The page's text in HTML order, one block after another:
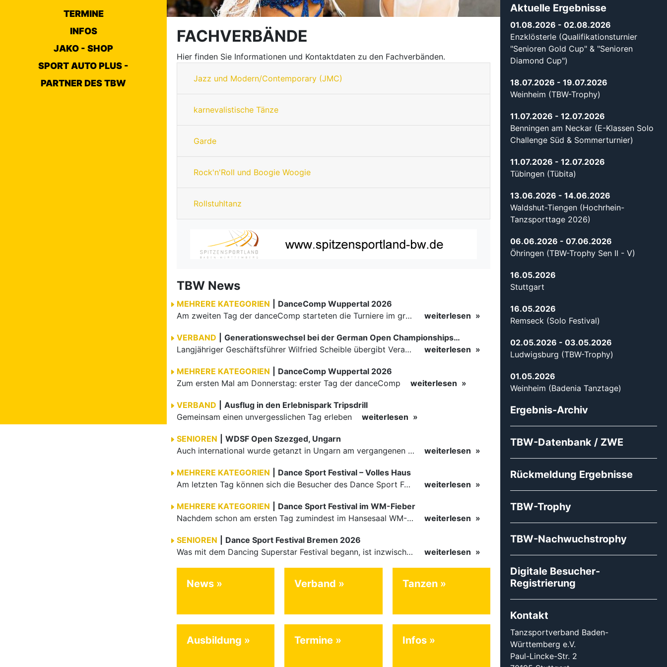
TERMINE
INFOS
JAKO - SHOP
SPORT AUTO PLUS -
PARTNER DES TBW
FACHVERBÄNDE
Hier finden Sie Informationen und Kontaktdaten zu den Fachverbänden.
Jazz und Modern/Contemporary (JMC)
karnevalistische Tänze
Garde
Rock'n'Roll und Boogie Woogie
Rollstuhltanz
TBW News
MEHRERE KATEGORIEN
DanceComp Wuppertal 2026
Am zweiten Tag der danceComp starteten die Turniere im großen Saal. Den Auftakt machte das größte Feld des Wochenendes: Im WDSF Open Senior III Standard gingen 141 Paare aufs Parkett.
weiterlesen
VERBAND
Generationswechsel bei der German Open Championships…
Langjähriger Geschäftsführer Wilfried Scheible übergibt Verantwortung an Stephen Harnisch und Bernd Roßnagel Stuttgart, den 30. Juni 2026.
weiterlesen
MEHRERE KATEGORIEN
DanceComp Wuppertal 2026
Zum ersten Mal am Donnerstag: erster Tag der danceComp
weiterlesen
VERBAND
Ausflug in den Erlebnispark Tripsdrill
Gemeinsam einen unvergesslichen Tag erleben
weiterlesen
SENIOREN
WDSF Open Szezged, Ungarn
Auch international wurde getanzt in Ungarn am vergangenen Wochenende
weiterlesen
MEHRERE KATEGORIEN
Dance Sport Festival – Volles Haus
Am letzten Tag können sich die Besucher des Dance Sport Festivals erneut auf internationale Festivalatmosphäre freuen. Die knapp 1200 Aktiven vertreten mit Deutschland 43 Nationen. Mit Paaren aus 15…
weiterlesen
MEHRERE KATEGORIEN
Dance Sport Festival im WM-Fieber
Nachdem schon am ersten Tag zumindest im Hansesaal WM-Stimmung vom Feinsten herrschte, werden am Samstag nicht nur Tänzerinnen und Tänzer der Junioren die Stimmung ordentlich anheizen. Es erwartet alle -…
weiterlesen
SENIOREN
Dance Sport Festival Bremen 2026
Was mit dem Dancing Superstar Festival begann, ist inzwischen mit dem Dance Sport Festival Bremen zu einer festen Institution geworden. Zum fünften Mal treffen sich Paare, Funktionäre und Gäste zu diesem…
weiterlesen
News Verband Tanzen
Ausbildung Termine Infos
Aktuelle Ergebnisse
01.08.2026 - 02.08.2026
Enzklösterle (Qualifikationsturnier
"Senioren Gold Cup" & "Senioren
Diamond Cup")
18.07.2026 - 19.07.2026
Weinheim (TBW-Trophy)
11.07.2026 - 12.07.2026
Benningen am Neckar (E-Klassen Solo
Challenge Süd & Sommerturnier)
11.07.2026 - 12.07.2026
Tübingen (Tübita)
13.06.2026 - 14.06.2026
Waldshut-Tiengen (Hochrhein-
Tanzsporttage 2026)
06.06.2026 - 07.06.2026
Öhringen (TBW-Trophy Sen II - V)
16.05.2026
Stuttgart
16.05.2026
Remseck (Solo Festival)
02.05.2026 - 03.05.2026
Ludwigsburg (TBW-Trophy)
01.05.2026
Weinheim (Badenia Tanztage)
Ergebnis-Archiv
TBW-Datenbank / ZWE
Rückmeldung Ergebnisse
TBW-Trophy
TBW-Nachwuchstrophy
Digitale Besucher-
Registrierung
Kontakt
Tanzsportverband Baden-
Württemberg e.V.
Paul-Lincke-Str. 2